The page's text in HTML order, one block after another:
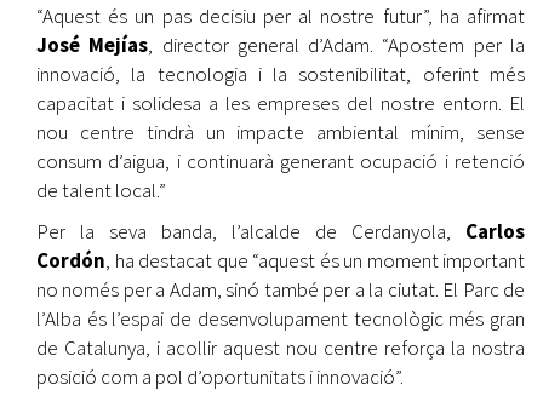
“Aquest és un pas decisiu per al nostre futur”, ha afirmat
José Mejías, director general d’Adam. “Apostem per la
innovació, la tecnologia i la sostenibilitat, oferint més
capacitat i solidesa a les empreses del nostre entorn. El
nou centre tindrà un impacte ambiental mínim, sense
consum d’aigua, i continuarà generant ocupació i retenció
de talent local.”
Per la seva banda, l’alcalde de Cerdanyola, Carlos
Cordón, ha destacat que “aquest és un moment important
no només per a Adam, sinó també per a la ciutat. El Parc de
l’Alba és l’espai de desenvolupament tecnològic més gran
de Catalunya, i acollir aquest nou centre reforça la nostra
posició com a pol d’oportunitats i innovació”.